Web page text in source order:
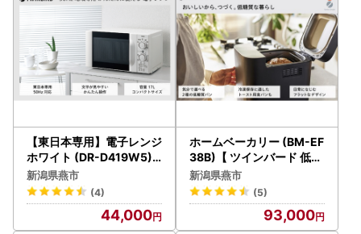
【東日本専用】電子レンジ
ホワイト (DR-D419W5)
【50Hz】
新潟県燕市
(4)
44,000
ホームベーカリー (BM-EF
38B)【 ツインバード 低糖
質 ブランパン パン 調理家
電 】
新潟県燕市
(5)
93,000